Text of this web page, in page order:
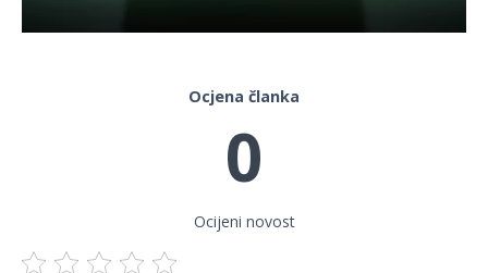
Ocjena članka
0
Ocijeni novost